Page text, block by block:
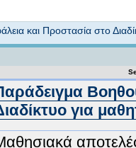
και Προστασία στο
για